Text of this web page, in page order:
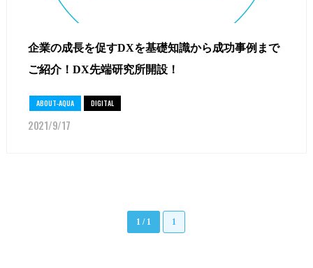
企業の成長を促すDXを基礎知識から成功事例まで
ご紹介！DX先端研究所開設！
ABOUT-AQUA DIGITAL
2021/9/17
1 / 1 1